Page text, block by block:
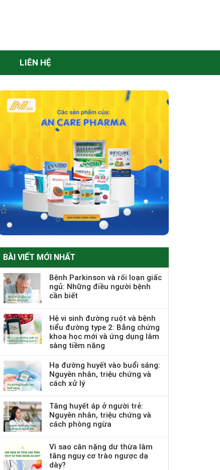
LIÊN HỆ
BÀI VIẾT MỚI NHẤT
Bệnh Parkinson và rối loạn giấc
ngủ: Những điều người bệnh
cần biết
Hệ vi sinh đường ruột và bệnh
tiểu đường type 2: Bằng chứng
khoa học mới và ứng dụng lâm
sàng tiềm năng
Hạ đường huyết vào buổi sáng:
Nguyên nhân, triệu chứng và
cách xử lý
Tăng huyết áp ở người trẻ:
Nguyên nhân, triệu chứng và
cách phòng ngừa
Vì sao cân nặng dư thừa làm
tăng nguy cơ trào ngược dạ
dày?